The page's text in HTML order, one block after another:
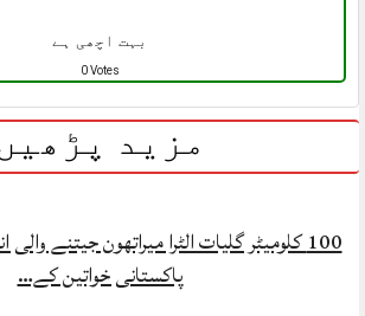
بہت اچھی ہے
0 Votes
مزید
100 کلومیٹر گلیات الٹرا میراتھون جیتنے
پاکستانی خواتین کے…